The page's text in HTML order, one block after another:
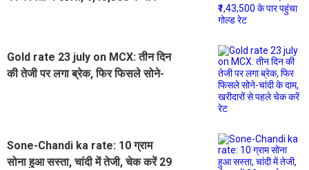
Gold rate 23 july on MCX: तीन दिन
की तेजी पर लगा ब्रेक, फिर फिसले सोने-
Sone-Chandi ka rate: 10 ग्राम
सोना हुआ सस्ता, चांदी में तेजी, चेक करें 29